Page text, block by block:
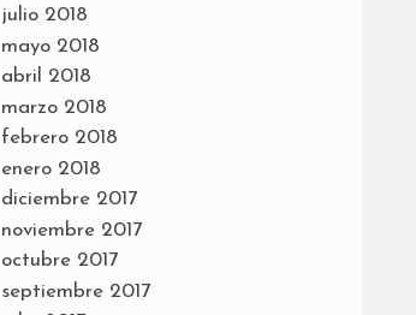
julio 2018
mayo 2018
abril 2018
marzo 2018
febrero 2018
enero 2018
diciembre 2017
noviembre 2017
octubre 2017
septiembre 2017